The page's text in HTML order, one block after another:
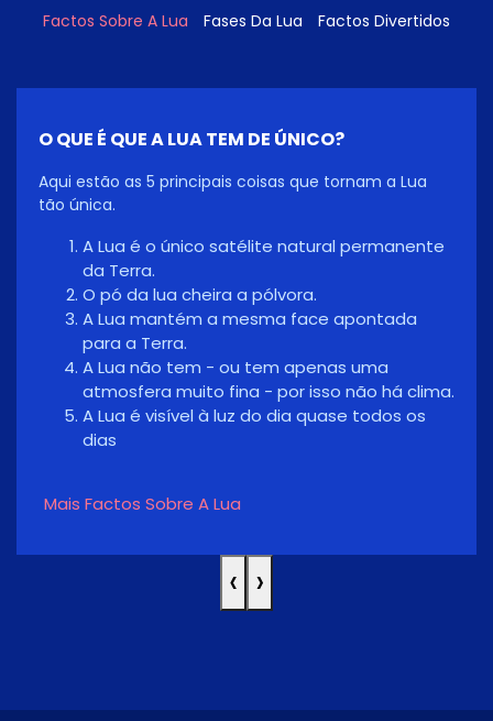
Factos Sobre A Lua Fases Da Lua Factos Divertidos
O QUE É QUE A LUA TEM DE ÚNICO?
Aqui estão as 5 principais coisas que tornam a Lua
tão única.
A Lua é o único satélite natural permanente
da Terra.
O pó da lua cheira a pólvora.
A Lua mantém a mesma face apontada
para a Terra.
A Lua não tem - ou tem apenas uma
atmosfera muito fina - por isso não há clima.
A Lua é visível à luz do dia quase todos os
dias
Mais Factos Sobre A Lua
‹ ›